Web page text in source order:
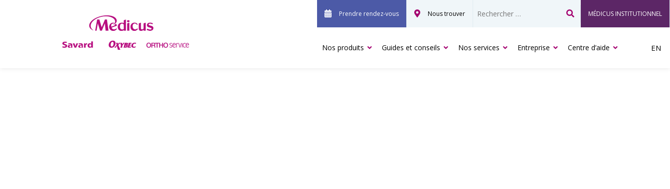
Prendre rendez-vous Nous trouver
Recherche
MÉDICUS INSTITUTIONNEL
Nos produits Guides et conseils Nos services Entreprise Centre d’aide EN